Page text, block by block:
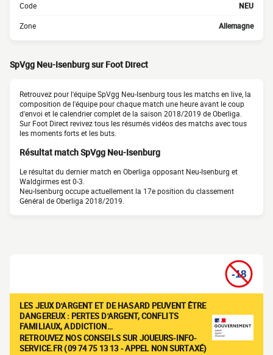
Code NEU
Zone Allemagne
SpVgg Neu-Isenburg sur Foot Direct
Retrouvez pour l'équipe SpVgg Neu-Isenburg tous les matchs en live, la
composition de l'équipe pour chaque match une heure avant le coup
d'envoi et le calendrier complet de la saison 2018/2019 de Oberliga.
Sur Foot Direct revivez tous les résumés vidéos des matchs avec tous
les moments forts et les buts.
Résultat match SpVgg Neu-Isenburg
Le résultat du dernier match en Oberliga opposant Neu-Isenburg et
Waldgirmes est 0-3.
Neu-Isenburg occupe actuellement la 17e position du classement
Général de Oberliga 2018/2019.
LES JEUX D'ARGENT ET DE HASARD PEUVENT ÊTRE
DANGEREUX : PERTES D'ARGENT, CONFLITS
FAMILIAUX, ADDICTION…
RETROUVEZ NOS CONSEILS SUR JOUEURS-INFO-
SERVICE.FR (09 74 75 13 13 - APPEL NON SURTAXÉ)